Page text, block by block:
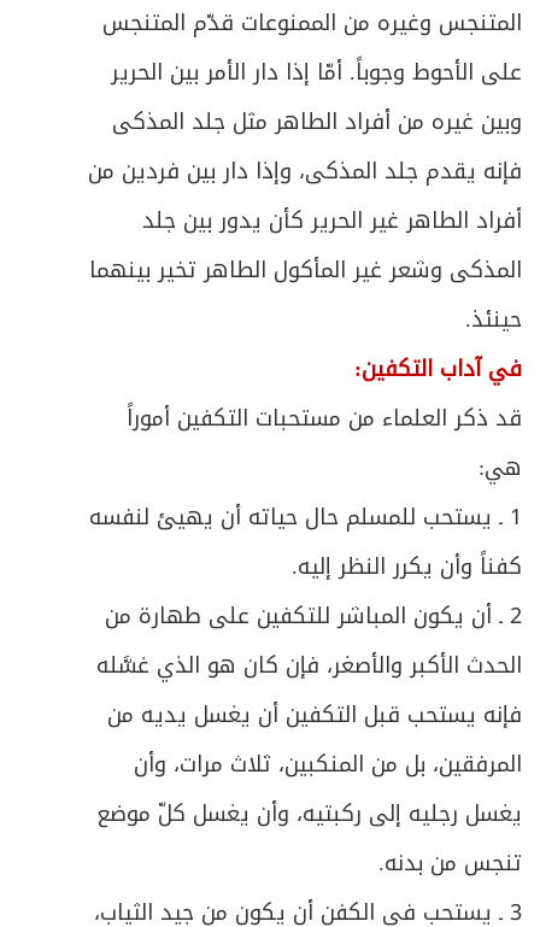
المتنجس وغيره من الممنوعات قدّم المتنجس
على الأحوط وجوباً. أمّا إذا دار الأمر بين الحرير
وبين غيره من أفراد الطاهر مثل جلد المذكى
فإنه يقدم جلد المذكى، وإذا دار بين فردين من
أفراد الطاهر غير الحرير كأن يدور بين جلد
المذكى وشعر غير المأكول الطاهر تخير بينهما
حينئذ.
في آداب التكفين:
قد ذكر العلماء من مستحبات التكفين أموراً
هي:
1 ـ يستحب للمسلم حال حياته أن يهيئ لنفسه
كفناً وأن يكرر النظر إليه.
2 ـ أن يكون المباشر للتكفين على طهارة من
الحدث الأكبر والأصغر، فإن كان هو الذي غسَّله
فإنه يستحب قبل التكفين أن يغسل يديه من
المرفقين، بل من المنكبين، ثلاث مرات، وأن
يغسل رجليه إلى ركبتيه، وأن يغسل كلّ موضع
تنجس من بدنه.
3 ـ يستحب في الكفن أن يكون من جيد الثياب،
ص400
المبحث السادس ـ في أحكام مترتبة على
الجماعة
ص
403
الفصل السادس - في سائر الصلوات الواجبة
والمستحبة
ص
405 المبحث الأول ـ في صلاة الجمعة
ص 409 المبحث الثاني ـ في صلاة الآيات
413 المبحث الثالث ـ في صلاة العيدين
ص
415 المبحث الرابع ـ في صلوات أخرى مستحبة
ص
417
419 متى يجب القضاء؟
ص
420 ما يَجب قضاؤه من الصلاة
421
ص
423 القضاء عن الميت
ص
430 الباب الثالث - في الصوم والاعتكاف
432 الفصل الأول - في الصوم